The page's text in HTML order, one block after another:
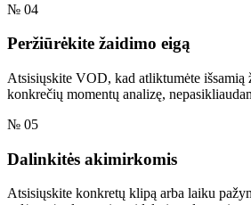
№ 04
Peržiūrėkite žaidimo eigą
Atsisiųskite VOD, kad atliktumėte išsamią
konkrečių momentų analizę,
№ 05
Dalinkitės akimirkomis
Atsisiųskite konkretų klipą arba laiku